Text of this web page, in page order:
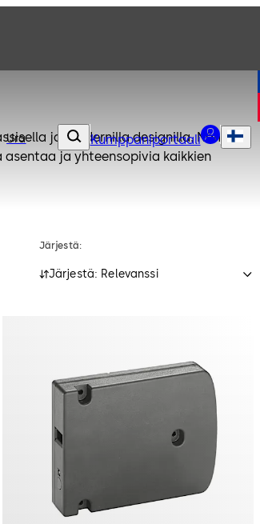
Ura Kumppaniportaali
ja modernilla designilla. Nämä
ja yhteensopivia kaikkien
Järjestä:
Järjestä: Relevanssi